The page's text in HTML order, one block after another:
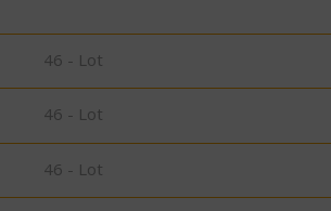
46 - Lot
46 - Lot
46 - Lot